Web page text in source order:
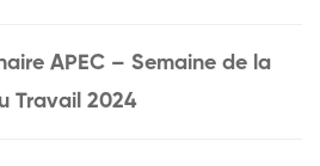
APEC – Semaine de la
Travail 2024